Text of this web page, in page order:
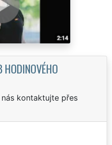
HODINOVÉHO
kontaktujte přes